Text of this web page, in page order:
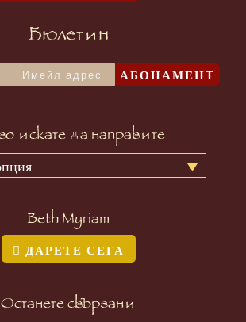
Бюлетин
АБОНАМЕНТ
искате да направите
Beth Myriam
ДАРЕТЕ СЕГА
Останете свързани